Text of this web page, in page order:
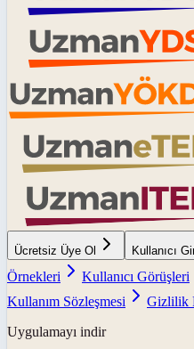
Ücretsiz Üye Ol Kullanıcı
Örnekleri
Kullanıcı Görüşleri
Kullanım Sözleşmesi
Gizlilik
Uygulamayı indir